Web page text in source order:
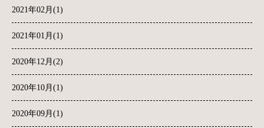
2021年02月(1)
2021年01月(1)
2020年12月(2)
2020年10月(1)
2020年09月(1)